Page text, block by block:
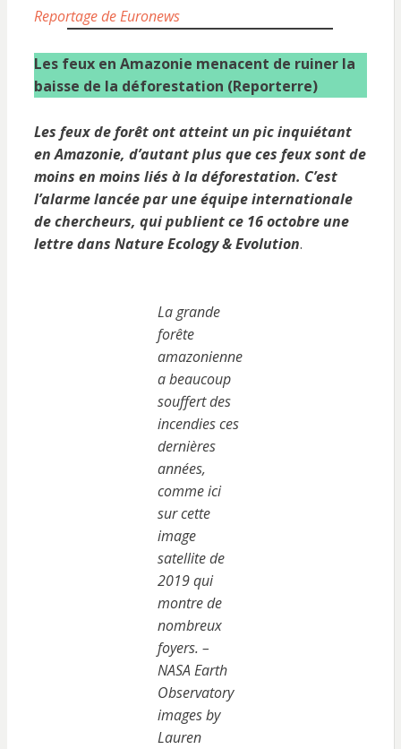
Reportage de Euronews
Les feux en Amazonie menacent de ruiner la
baisse de la déforestation (Reporterre)
Les feux de forêt ont atteint un pic inquiétant
en Amazonie, d’autant plus que ces feux sont de
moins en moins liés à la déforestation. C’est
l’alarme lancée par une équipe internationale
de chercheurs, qui publient ce 16 octobre une
lettre dans Nature Ecology & Evolution.
La grande
forête
amazonienne
a beaucoup
souffert des
incendies ces
dernières
années,
comme ici
sur cette
image
satellite de
2019 qui
montre de
nombreux
foyers. –
NASA Earth
Observatory
images by
Lauren